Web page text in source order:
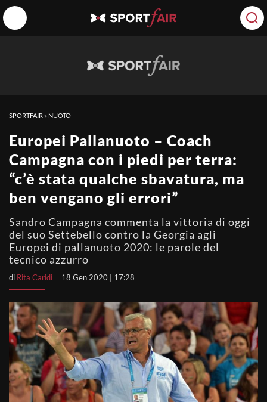
SPORTFAIR » NUOTO
Europei Pallanuoto – Coach
Campagna con i piedi per terra:
“c’è stata qualche sbavatura, ma
ben vengano gli errori”
Sandro Campagna commenta la vittoria di oggi
del suo Settebello contro la Georgia agli
Europei di pallanuoto 2020: le parole del
tecnico azzurro
di Rita Caridi 18 Gen 2020 | 17:28